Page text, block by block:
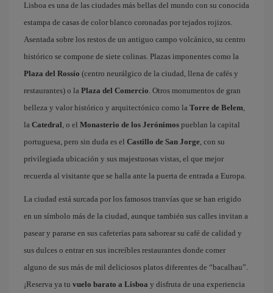
Lisboa es una de las ciudades más bellas del mundo con su conocida
estampa de casas de color blanco coronadas por tejados rojizos.
Asentada sobre los restos de un antiguo campo volcánico, su centro
histórico se compone de siete colinas. Plazas imponentes como la
Plaza del Rossío (centro neurálgico de la ciudad, llena de cafés y
restaurantes) o la Plaza del Comercio. Otros monumentos de gran
belleza y valor histórico y arquitectónico como la Torre de Belem,
la Catedral, o el Monasterio de los Jerónimos pueblan la capital
portuguesa, pero sin duda es el Castillo de San Jorge, con su
privilegiada ubicación y sus majestuosas vistas, el que mejor
recuerda al visitante que se halla ante la puerta de entrada a Europa.
La ciudad está surcada por los famosos tranvías que se han erigido
en un símbolo más de la ciudad, aunque también sus calles invitan a
pasear y pararse en sus cafeterías para saborear su café de calidad y
sus dulces o entrar en sus increíbles restaurantes donde comer
alguno de sus más de mil deliciosos platos diferentes de “bacalhau”.
¡Reserva ya tu vuelo barato a Lisboa y disfruta de una experiencia